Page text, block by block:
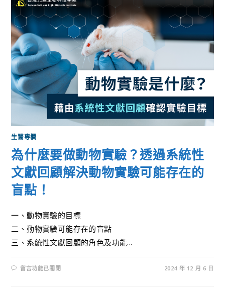
生醫專欄
為什麼要做動物實驗？透過系統性
文獻回顧解決動物實驗可能存在的
盲點！
一、動物實驗的目標
二、動物實驗可能存在的盲點
三、系統性文獻回顧的角色及功能...
留言功能已關閉 2024 年 12 月 6 日